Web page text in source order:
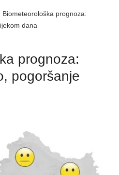
Biometeorološka prognoza:
dana
prognoza:
pogoršanje